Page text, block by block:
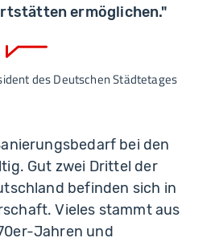
ermöglichen."
des Deutschen Städtetages
bei den
Gut zwei Drittel der
befinden sich in
Vieles stammt aus
Jahren und